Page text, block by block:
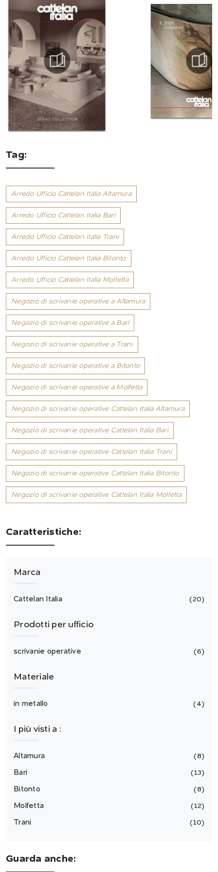
Tag:
Arredo Ufficio Cattelan Italia Altamura
Arredo Ufficio Cattelan Italia Bari
Arredo Ufficio Cattelan Italia Trani
Arredo Ufficio Cattelan Italia Bitonto
Arredo Ufficio Cattelan Italia Molfetta
Negozio di scrivanie operative a Altamura
Negozio di scrivanie operative a Bari
Negozio di scrivanie operative a Trani
Negozio di scrivanie operative a Bitonto
Negozio di scrivanie operative a Molfetta
Negozio di scrivanie operative Cattelan Italia Altamura
Negozio di scrivanie operative Cattelan Italia Bari
Negozio di scrivanie operative Cattelan Italia Trani
Negozio di scrivanie operative Cattelan Italia Bitonto
Negozio di scrivanie operative Cattelan Italia Molfetta
Caratteristiche:
Marca
Cattelan Italia 20
Prodotti per ufficio
scrivanie operative 6
Materiale
in metallo 4
I più visti a :
Altamura 8
Bari 13
Bitonto 8
Molfetta 12
Trani 10
Guarda anche: